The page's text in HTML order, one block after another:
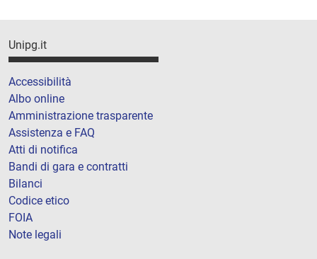
Unipg.it
Accessibilità
Albo online
Amministrazione trasparente
Assistenza e FAQ
Atti di notifica
Bandi di gara e contratti
Bilanci
Codice etico
FOIA
Note legali